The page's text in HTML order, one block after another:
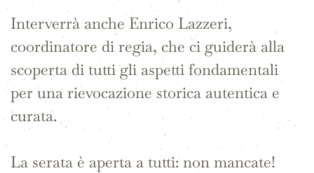
Interverrà anche Enrico Lazzeri,
coordinatore di regia, che ci guiderà alla
scoperta di tutti gli aspetti fondamentali
per una rievocazione storica autentica e
curata.
La serata è aperta a tutti: non mancate!